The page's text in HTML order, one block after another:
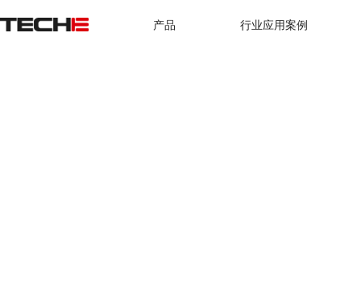
产品 行业应用案例